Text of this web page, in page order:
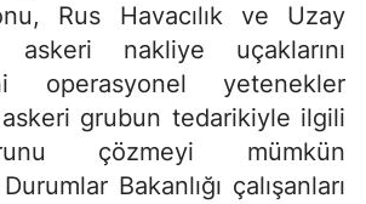
Rus Havacılık ve Uzay
askeri nakliye uçaklarını
operasyonel yetenekler
grubun tedarikiyle ilgili
çözmeyi mümkün
Bakanlığı çalışanları